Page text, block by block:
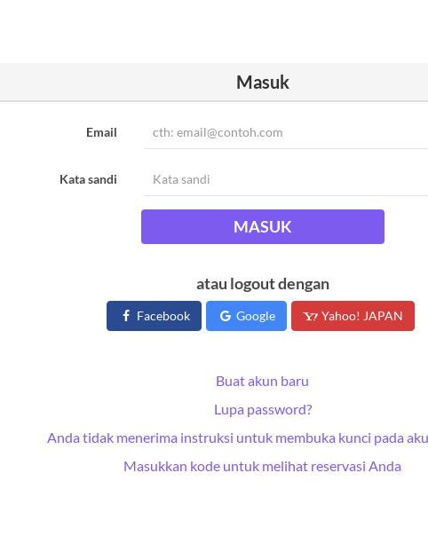
Masuk
Email
Kata sandi
MASUK
atau logout dengan
Facebook Google Yahoo! JAPAN
Buat akun baru
Lupa password?
Anda tidak menerima instruksi untuk membuka kunci pada
Masukkan kode untuk melihat reservasi Anda